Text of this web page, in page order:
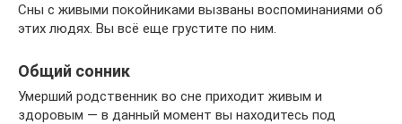
Сны с живыми покойниками вызваны воспоминаниями об
этих людях. Вы всё еще грустите по ним.
Общий сонник
Умерший родственник во сне приходит живым и
здоровым — в данный момент вы находитесь под